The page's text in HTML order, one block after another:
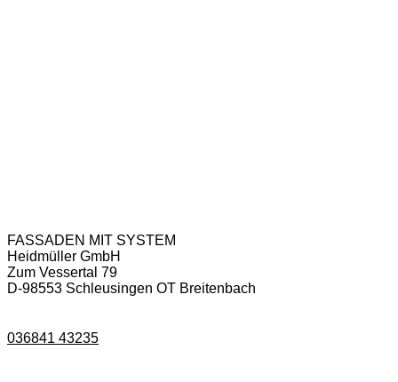
FASSADEN MIT SYSTEM
Heidmüller GmbH
Zum Vessertal 79
D-98553 Schleusingen OT Breitenbach
036841 43235